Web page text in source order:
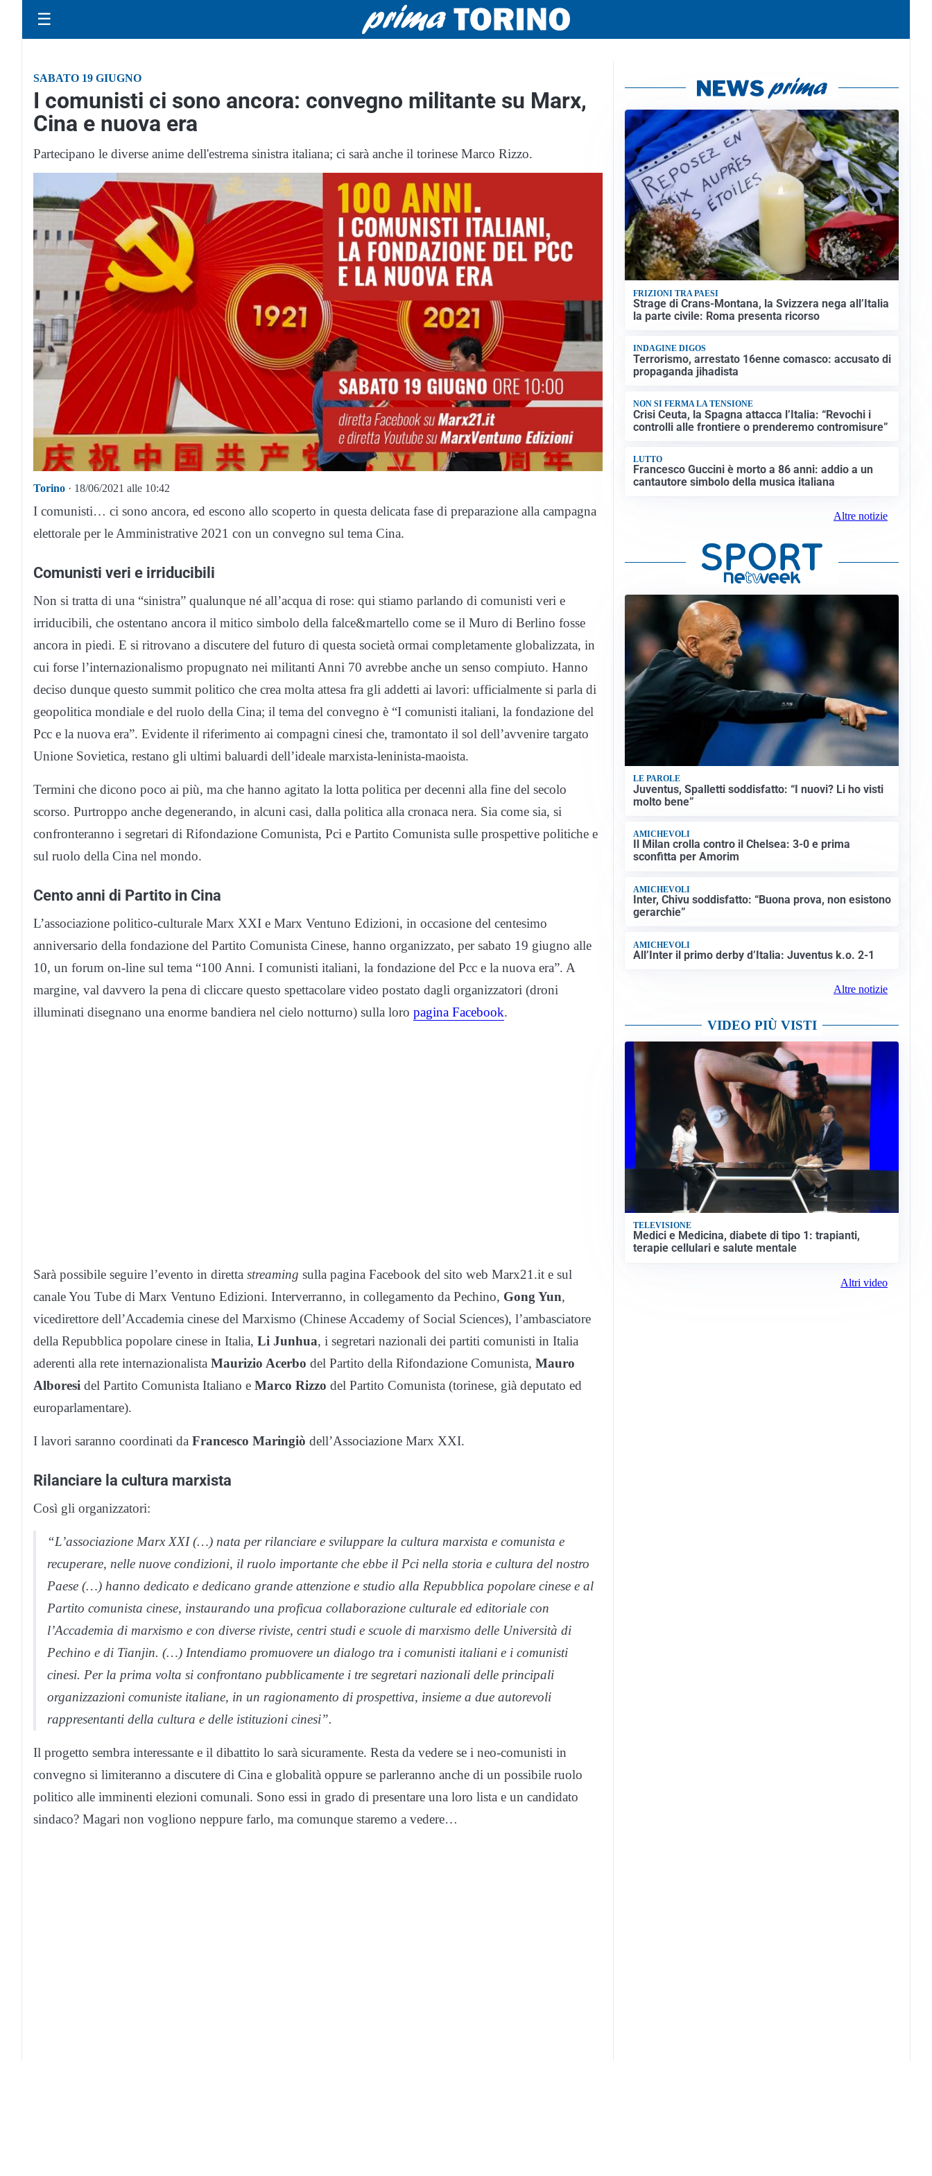
☰
SABATO 19 GIUGNO
I comunisti ci sono ancora: convegno militante su Marx,
Cina e nuova era
Partecipano le diverse anime dell'estrema sinistra italiana; ci sarà anche il torinese Marco Rizzo.
Torino · 18/06/2021 alle 10:42
I comunisti… ci sono ancora, ed escono allo scoperto in questa delicata fase di preparazione alla campagna
elettorale per le Amministrative 2021 con un convegno sul tema Cina.
Comunisti veri e irriducibili
Non si tratta di una “sinistra” qualunque né all’acqua di rose: qui stiamo parlando di comunisti veri e
irriducibili, che ostentano ancora il mitico simbolo della falce&martello come se il Muro di Berlino fosse
ancora in piedi. E si ritrovano a discutere del futuro di questa società ormai completamente globalizzata, in
cui forse l’internazionalismo propugnato nei militanti Anni 70 avrebbe anche un senso compiuto. Hanno
deciso dunque questo summit politico che crea molta attesa fra gli addetti ai lavori: ufficialmente si parla di
geopolitica mondiale e del ruolo della Cina; il tema del convegno è “I comunisti italiani, la fondazione del
Pcc e la nuova era”. Evidente il riferimento ai compagni cinesi che, tramontato il sol dell’avvenire targato
Unione Sovietica, restano gli ultimi baluardi dell’ideale marxista-leninista-maoista.
Termini che dicono poco ai più, ma che hanno agitato la lotta politica per decenni alla fine del secolo
scorso. Purtroppo anche degenerando, in alcuni casi, dalla politica alla cronaca nera. Sia come sia, si
confronteranno i segretari di Rifondazione Comunista, Pci e Partito Comunista sulle prospettive politiche e
sul ruolo della Cina nel mondo.
Cento anni di Partito in Cina
L’associazione politico-culturale Marx XXI e Marx Ventuno Edizioni, in occasione del centesimo
anniversario della fondazione del Partito Comunista Cinese, hanno organizzato, per sabato 19 giugno alle
10, un forum on-line sul tema “100 Anni. I comunisti italiani, la fondazione del Pcc e la nuova era”. A
margine, val davvero la pena di cliccare questo spettacolare video postato dagli organizzatori (droni
illuminati disegnano una enorme bandiera nel cielo notturno) sulla loro pagina Facebook.
Sarà possibile seguire l’evento in diretta streaming sulla pagina Facebook del sito web Marx21.it e sul
canale You Tube di Marx Ventuno Edizioni. Interverranno, in collegamento da Pechino, Gong Yun,
vicedirettore dell’Accademia cinese del Marxismo (Chinese Accademy of Social Sciences), l’ambasciatore
della Repubblica popolare cinese in Italia, Li Junhua, i segretari nazionali dei partiti comunisti in Italia
aderenti alla rete internazionalista Maurizio Acerbo del Partito della Rifondazione Comunista, Mauro
Alboresi del Partito Comunista Italiano e Marco Rizzo del Partito Comunista (torinese, già deputato ed
europarlamentare).
I lavori saranno coordinati da Francesco Maringiò dell’Associazione Marx XXI.
Rilanciare la cultura marxista
Così gli organizzatori:
“L’associazione Marx XXI (…) nata per rilanciare e sviluppare la cultura marxista e comunista e
recuperare, nelle nuove condizioni, il ruolo importante che ebbe il Pci nella storia e cultura del nostro
Paese (…) hanno dedicato e dedicano grande attenzione e studio alla Repubblica popolare cinese e al
Partito comunista cinese, instaurando una proficua collaborazione culturale ed editoriale con
l’Accademia di marxismo e con diverse riviste, centri studi e scuole di marxismo delle Università di
Pechino e di Tianjin. (…) Intendiamo promuovere un dialogo tra i comunisti italiani e i comunisti
cinesi. Per la prima volta si confrontano pubblicamente i tre segretari nazionali delle principali
organizzazioni comuniste italiane, in un ragionamento di prospettiva, insieme a due autorevoli
rappresentanti della cultura e delle istituzioni cinesi”.
Il progetto sembra interessante e il dibattito lo sarà sicuramente. Resta da vedere se i neo-comunisti in
convegno si limiteranno a discutere di Cina e globalità oppure se parleranno anche di un possibile ruolo
politico alle imminenti elezioni comunali. Sono essi in grado di presentare una loro lista e un candidato
sindaco? Magari non vogliono neppure farlo, ma comunque staremo a vedere…
FRIZIONI TRA PAESI
Strage di Crans-Montana, la Svizzera nega all’Italia
la parte civile: Roma presenta ricorso
INDAGINE DIGOS
Terrorismo, arrestato 16enne comasco: accusato di
propaganda jihadista
NON SI FERMA LA TENSIONE
Crisi Ceuta, la Spagna attacca l’Italia: “Revochi i
controlli alle frontiere o prenderemo contromisure”
LUTTO
Francesco Guccini è morto a 86 anni: addio a un
cantautore simbolo della musica italiana
Altre notizie
LE PAROLE
Juventus, Spalletti soddisfatto: “I nuovi? Li ho visti
molto bene”
AMICHEVOLI
Il Milan crolla contro il Chelsea: 3-0 e prima
sconfitta per Amorim
AMICHEVOLI
Inter, Chivu soddisfatto: “Buona prova, non esistono
gerarchie”
AMICHEVOLI
All’Inter il primo derby d’Italia: Juventus k.o. 2-1
Altre notizie
VIDEO PIÙ VISTI
TELEVISIONE
Medici e Medicina, diabete di tipo 1: trapianti,
terapie cellulari e salute mentale
Altri video